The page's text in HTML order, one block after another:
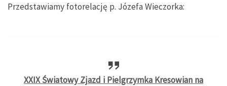
Przedstawiamy fotorelację p. Józefa Wieczorka:
XXIX Światowy Zjazd i Pielgrzymka Kresowian na